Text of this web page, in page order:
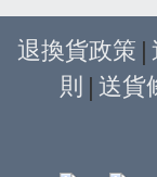
退換貨政策 |
則 | 送貨